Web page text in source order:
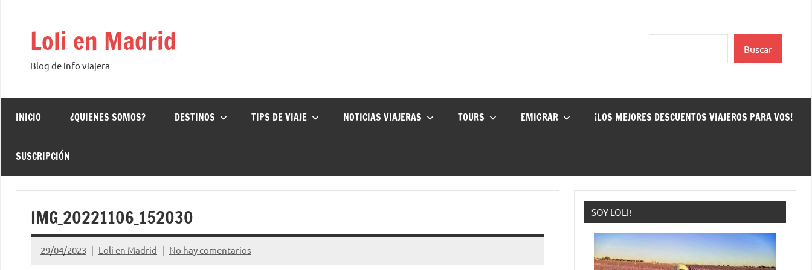
contenidoLoli en Madrid
Blog de info viajera
Buscar
INICIO ¿QUIENES SOMOS? DESTINOS TIPS DE VIAJE NOTICIAS VIAJERAS TOURS EMIGRAR ¡LOS MEJORES DESCUENTOS VIAJEROS PARA VOS!
SUSCRIPCIÓN
IMG_20221106_152030
29/04/2023 Loli en Madrid No hay comentarios
SOY LOLI!